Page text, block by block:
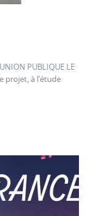
PUBLIQUE LE
projet, à l’étude